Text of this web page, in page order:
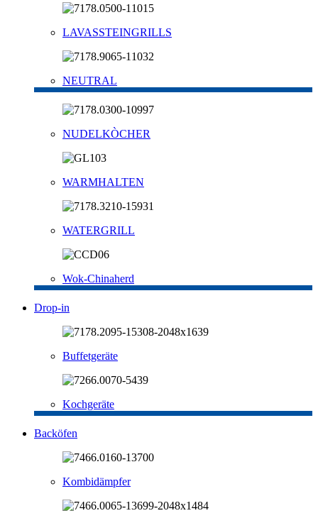
LAVASSTEINGRILLS
NEUTRAL
NUDELKÒCHER
WARMHALTEN
WATERGRILL
Wok-Chinaherd
Drop-in
Buffetgeräte
Kochgeräte
Backöfen
Kombidämpfer